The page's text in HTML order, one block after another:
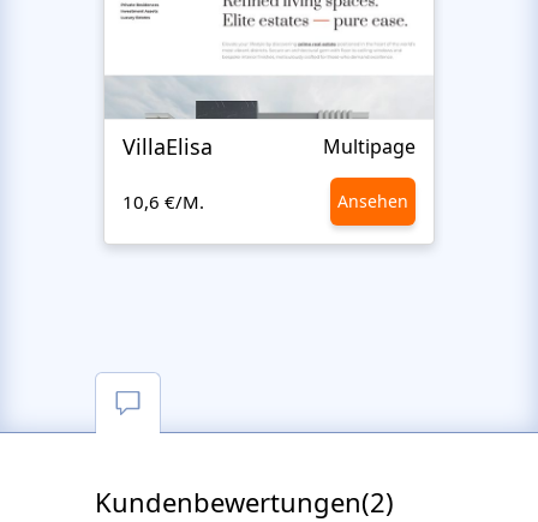
VillaElisa Multipage
10,6 €/M. Ansehen
Kundenbewertungen(2)